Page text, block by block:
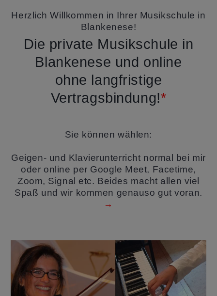
Herzlich Willkommen in Ihrer Musikschule in
Blankenese!
Die private Musikschule in
Blankenese und online
ohne langfristige
Vertragsbindung!*
Sie können wählen:
Geigen- und Klavierunterricht normal bei mir
oder online per Google Meet, Facetime,
Zoom, Signal etc. Beides macht allen viel
Spaß und wir kommen genauso gut voran.
→